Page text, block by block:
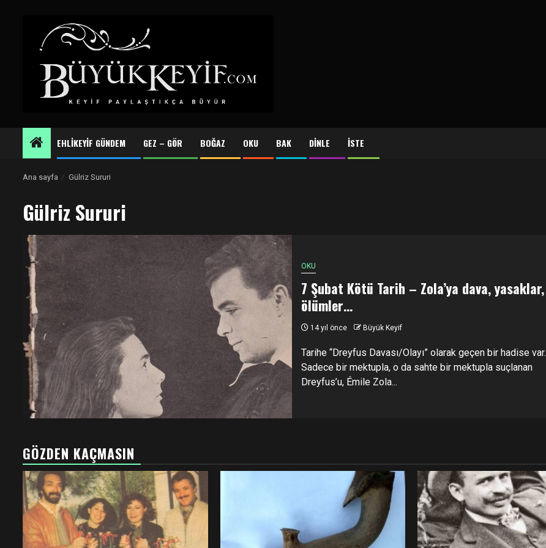
EHLİKEYİF GÜNDEM GEZ – GÖR BOĞAZ OKU BAK DİNLE İSTE
Ana sayfa Gülriz Sururi
Gülriz Sururi
OKU
7 Şubat Kötü Tarih – Zola’ya dava, yasaklar,
ölümler…
14 yıl önce Büyük Keyif
Tarihe “Dreyfus Davası/Olayı” olarak geçen bir hadise var.
Sadece bir mektupla, o da sahte bir mektupla suçlanan
Dreyfus’u, Émile Zola...
GÖZDEN KAÇMASIN